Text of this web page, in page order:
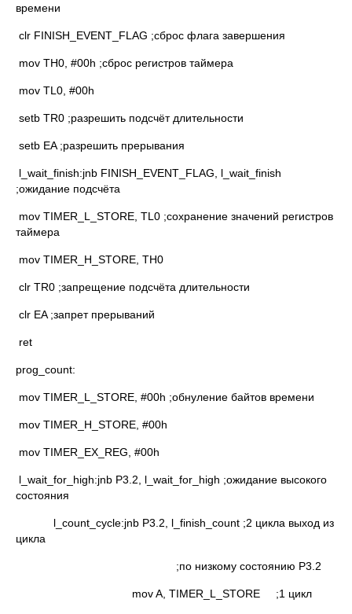
времени
clr FINISH_EVENT_FLAG ;сброс флага завершения
mov TH0, #00h ;сброс регистров таймера
mov TL0, #00h
setb TR0 ;разрешить подсчёт длительности
setb EA ;разрешить прерывания
l_wait_finish:jnb FINISH_EVENT_FLAG, l_wait_finish
;ожидание подсчёта
mov TIMER_L_STORE, TL0 ;сохранение значений регистров
таймера
mov TIMER_H_STORE, TH0
clr TR0 ;запрещение подсчёта длительности
clr EA ;запрет прерываний
ret
prog_count:
mov TIMER_L_STORE, #00h ;обнуление байтов времени
mov TIMER_H_STORE, #00h
mov TIMER_EX_REG, #00h
l_wait_for_high:jnb P3.2, l_wait_for_high ;ожидание высокого
состояния
l_count_cycle:jnb P3.2, l_finish_count ;2 цикла выход из
цикла
;по низкому состоянию P3.2
mov A, TIMER_L_STORE ;1 цикл